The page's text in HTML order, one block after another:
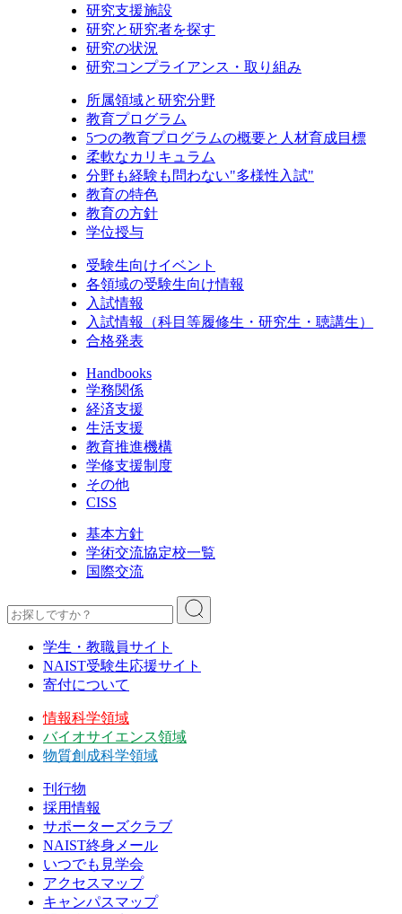
研究支援施設
研究と研究者を探す
研究の状況
研究コンプライアンス・取り組み
所属領域と研究分野
教育プログラム
5つの教育プログラムの概要と人材育成目標
柔軟なカリキュラム
分野も経験も問わない"多様性入試"
教育の特色
教育の方針
学位授与
受験生向けイベント
各領域の受験生向け情報
入試情報
入試情報（科目等履修生・研究生・聴講生）
合格発表
Handbooks
学務関係
経済支援
生活支援
教育推進機構
学修支援制度
その他
CISS
基本方針
学術交流協定校一覧
国際交流
学生・教職員サイト
NAIST受験生応援サイト
寄付について
情報科学領域
バイオサイエンス領域
物質創成科学領域
刊行物
採用情報
サポーターズクラブ
NAIST終身メール
いつでも見学会
アクセスマップ
キャンパスマップ